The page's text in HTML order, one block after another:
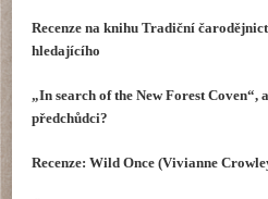
Recenze na knihu Tradiční
hledajícího
„In search of the New Forest
předchůdci?
Recenze: Wild Once (Vivianne